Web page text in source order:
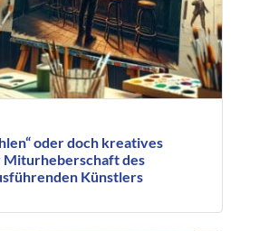
oder doch kreatives
Miturheberschaft des
Künstlers